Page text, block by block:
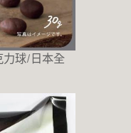
力球/日本全